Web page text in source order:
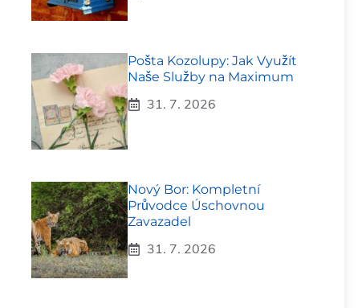
Pošta Kozolupy: Jak Využít
Naše Služby na Maximum
31. 7. 2026
Nový Bor: Kompletní
Průvodce Úschovnou
Zavazadel
31. 7. 2026